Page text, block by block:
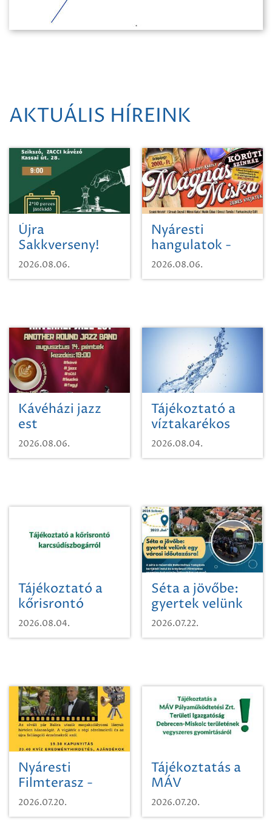
AKTUÁLIS HÍREINK
Újra
Sakkverseny!
2026.08.06.
Nyáresti
hangulatok -
Mágnás Miska
2026.08.06.
Kávéházi jazz
est
2026.08.06.
Tájékoztató a
víztakarékos
vízhasználatról
2026.08.04.
Tájékoztató a
kőrisrontó
karcsúdíszbogárról
2026.08.04.
Séta a jövőbe:
gyertek velünk
egy városi
időutazásra!
2026.07.22.
Nyáresti
Filmterasz -
Beugró a
Paradicsomba
2026.07.20.
Tájékoztatás a
MÁV
Pályaműködtetési
Zrt. Területi
2026.07.20.